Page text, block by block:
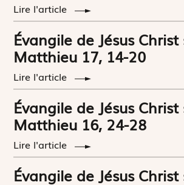
Lire l'article
Évangile de Jésus
Matthieu 17, 14-20
Lire l'article
Évangile de Jésus
Matthieu 16, 24-28
Lire l'article
Évangile de Jésus